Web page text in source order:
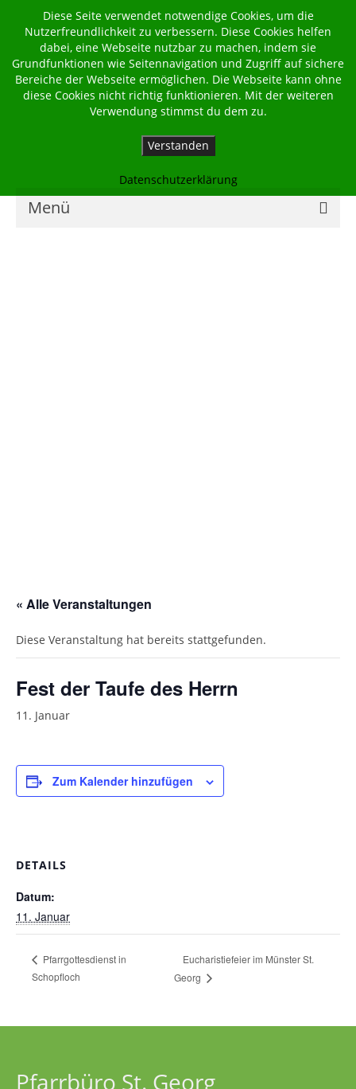
Menü
Kirchen
Münstergalerie
Geschichte
« Alle Veranstaltungen
Diese Veranstaltung hat bereits stattgefunden.
Fest der Taufe des Herrn
11. Januar
Zum Kalender hinzufügen
DETAILS
Datum:
11. Januar
Pfarrgottesdienst in
Schopfloch
Eucharistiefeier im Münster St.
Georg
Pfarrbüro St. Georg
Diese Seite verwendet notwendige Cookies, um die
Nutzerfreundlichkeit zu verbessern. Diese Cookies helfen
dabei, eine Webseite nutzbar zu machen, indem sie
Grundfunktionen wie Seitennavigation und Zugriff auf sichere
Bereiche der Webseite ermöglichen. Die Webseite kann ohne
diese Cookies nicht richtig funktionieren. Mit der weiteren
Verwendung stimmst du dem zu.
Verstanden
Datenschutzerklärung